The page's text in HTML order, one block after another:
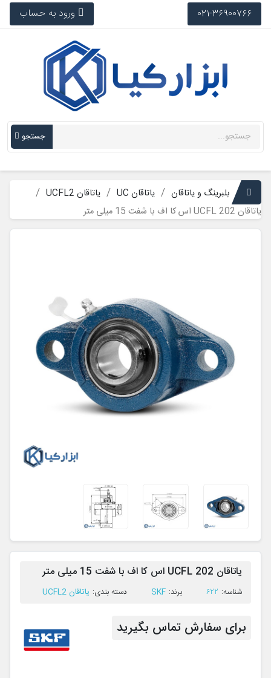
021-36900766 ورود به حساب
جستجو
بلبرینگ و یاتاقان یاتاقان UC
یاتاقان UCFL2
یاتاقان UCFL 202 اس کا اف با شفت 15 میلی متر
یاتاقان UCFL 202 اس کا اف با شفت 15 میلی متر
ﺷﻨﺎﺳﻪ: 622 ﺑﺮﻧﺪ: SKF ﺩﺳﺘﻪ ﺑﻨﺪی: یاتاقان UCFL2
برای سفارش تماس بگیرید